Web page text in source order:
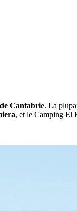
Cantabrie. La
, et le Camping El